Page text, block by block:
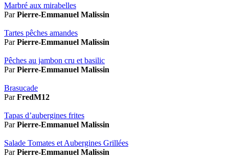
Marbré aux mirabelles
ParPierre-Emmanuel Malissin
Tartes pêches amandes
ParPierre-Emmanuel Malissin
Pêches au jambon cru et basilic
ParPierre-Emmanuel Malissin
Brasucade
ParFredM12
Tapas d’aubergines frites
ParPierre-Emmanuel Malissin
Salade Tomates et Aubergines Grillées
ParPierre-Emmanuel Malissin